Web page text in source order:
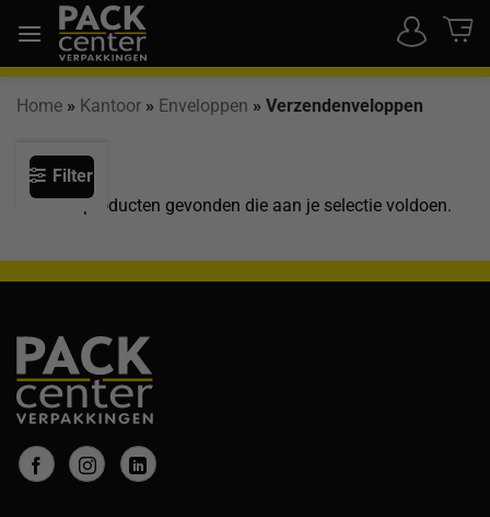
naar
inhoud
Home » Kantoor » Enveloppen » Verzendenveloppen
Filter
Geen producten gevonden die aan je selectie voldoen.